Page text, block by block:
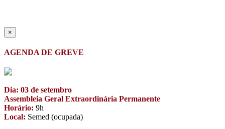
×
AGENDA DE GREVE
Dia: 03 de setembro
Assembleia Geral Extraordinária Permanente
Horário: 9h
Local: Semed (ocupada)